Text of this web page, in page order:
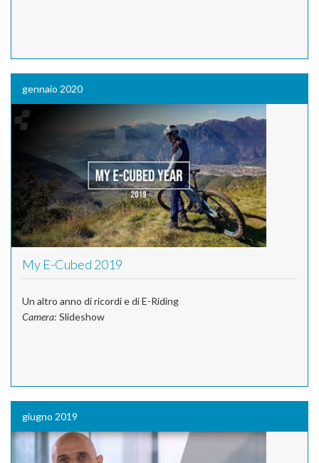
gennaio 2020
My E-Cubed 2019
Un altro anno di ricordi e di E-Riding
Camera: Slideshow
giugno 2019